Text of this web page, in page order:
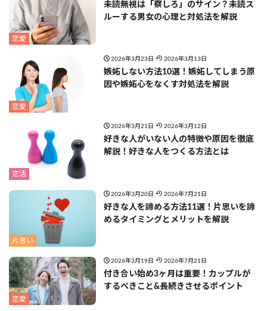
恋愛
未読無視は「察しろ」のサイン？未読ス
ルーする男女の心理と対処法を解説
恋愛
2026年3月23日 2026年3月13日
嫉妬しない方法10選！嫉妬してしまう原
因や嫉妬心をなくす対処法を解説
恋活
2026年3月21日 2026年3月12日
好きな人がいない人の特徴や原因を徹底
解説！好きな人をつくる方法とは
片思い
2026年3月20日 2026年7月21日
好きな人を諦める方法11選！片思いを諦
めるタイミングとメリットを解説
恋愛
2026年3月19日 2026年7月21日
付き合い始め3ヶ月は重要！カップルが
するべきこと&長続きさせるポイント